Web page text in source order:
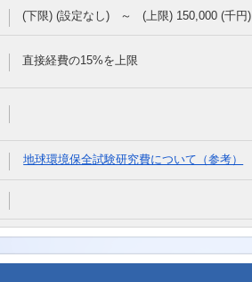
(下限) (設定なし) ～ (上限) 150,000(千円)
直接経費の15%を上限
地球環境保全試験研究費について（参考）